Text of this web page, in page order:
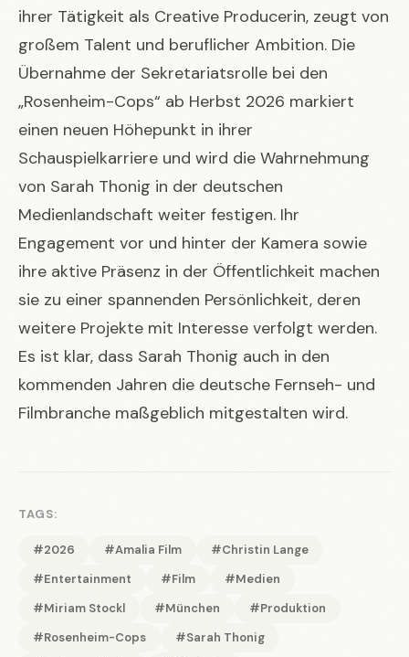
ihrer Tätigkeit als Creative Producerin, zeugt von
großem Talent und beruflicher Ambition. Die
Übernahme der Sekretariatsrolle bei den
„Rosenheim-Cops“ ab Herbst 2026 markiert
einen neuen Höhepunkt in ihrer
Schauspielkarriere und wird die Wahrnehmung
von Sarah Thonig in der deutschen
Medienlandschaft weiter festigen. Ihr
Engagement vor und hinter der Kamera sowie
ihre aktive Präsenz in der Öffentlichkeit machen
sie zu einer spannenden Persönlichkeit, deren
weitere Projekte mit Interesse verfolgt werden.
Es ist klar, dass Sarah Thonig auch in den
kommenden Jahren die deutsche Fernseh- und
Filmbranche maßgeblich mitgestalten wird.
TAGS:
#2026 #Amalia Film
#Christin Lange
#Entertainment
#Film
#Medien
#Miriam Stockl
#München
#Produktion
#Rosenheim-Cops
#Sarah Thonig